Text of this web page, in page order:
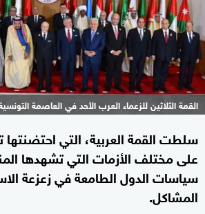
القمة الثلاثين للزعماء العرب الأحد في العاصمة
سلطت القمة العربية، التي
على مختلف الأزمات التي تشهدها
سياسات الدول الطامعة في زعزعة
المشاكل.